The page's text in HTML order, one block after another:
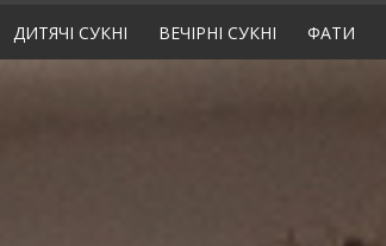
ДИТЯЧІ СУКНІ ВЕЧІРНІ СУКНІ ФАТИ